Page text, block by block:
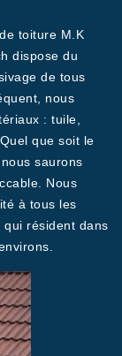
toiture M.K
dispose du
de tous
nous
: tuile,
que soit le
saurons
Nous
à tous les
résident dans